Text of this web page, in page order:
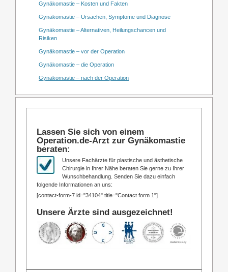
Gynäkomastie – Kosten und Fakten
Gynäkomastie – Ursachen, Symptome und Diagnose
Gynäkomastie – Alternativen, Heilungschancen und
Risiken
Gynäkomastie – vor der Operation
Gynäkomastie – die Operation
Gynäkomastie – nach der Operation
Lassen Sie sich von einem
Operation.de-Arzt zur Gynäkomastie
beraten:
Unsere Fachärzte für plastische und ästhetische
Chirurgie in Ihrer Nähe beraten Sie gerne zu Ihrer
Wunschbehandlung. Senden Sie dazu einfach
folgende Informationen an uns:
[contact-form-7 id="34104" title="Contact form 1"]
Unsere Ärzte sind ausgezeichnet!